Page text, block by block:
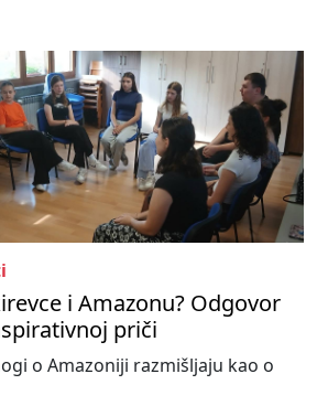
i Amazonu? Odgovor
priči
o Amazoniji razmišljaju kao o